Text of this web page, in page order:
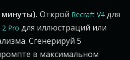
Открой Recraft V4 для
2 Pro для иллюстраций или
Сгенерируй 5
в максимальном